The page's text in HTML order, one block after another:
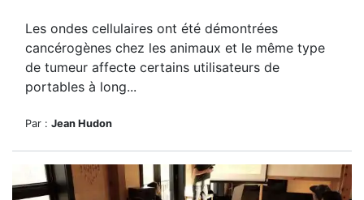
Les ondes cellulaires ont été démontrées
cancérogènes chez les animaux et le même type
de tumeur affecte certains utilisateurs de
portables à long...
Par : Jean Hudon